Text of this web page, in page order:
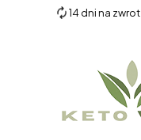
14 dni na zwrot